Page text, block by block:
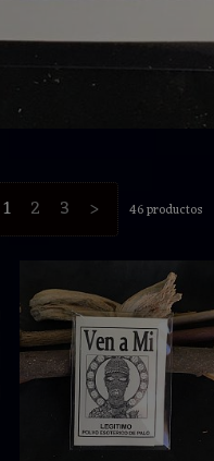
1 2 3 > 46 productos